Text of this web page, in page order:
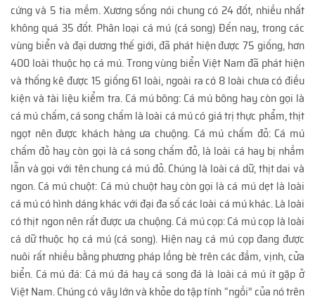
cứng và 5 tia mềm. Xương sống nói chung có 24 đốt, nhiều nhất
không quá 35 đốt. Phân loại cá mú (cá song) Đến nay, trong các
vùng biển và đại dương thế giới, đã phát hiện được 75 giống, hơn
400 loài thuộc họ cá mú. Trong vùng biển Việt Nam đã phát hiện
và thống kê được 15 giống 61 loài, ngoài ra có 8 loài chưa có điều
kiện và tài liệu kiểm tra. Cá mú bông: Cá mú bông hay còn gọi là
cá mú chấm, cá song chấm là loài cá mú có giá trị thực phẩm, thịt
ngọt nên được khách hàng ưa chuộng. Cá mú chấm đỏ: Cá mú
chấm đỏ hay còn gọi là cá song chấm đỏ, là loài cá hay bị nhầm
lẫn và gọi với tên chung cá mú đỏ. Chúng là loài cá dữ, thịt dai và
ngon. Cá mú chuột: Cá mú chuột hay còn gọi là cá mú dẹt là loài
cá mú có hình dáng khác với đại đa số các loài cá mú khác. Là loài
có thịt ngon nên rất được ưa chuộng. Cá mú cọp: Cá mú cọp là loài
cá dữ thuộc họ cá mú (cá song). Hiện nay cá mú cọp đang được
nuôi rất nhiều bằng phương pháp lồng bè trên các đầm, vịnh, cửa
biển. Cá mú đá: Cá mú đá hay cá song đá là loài cá mú ít gặp ở
Việt Nam. Chúng có vây lớn và khỏe do tập tính “ngồi” của nó trên